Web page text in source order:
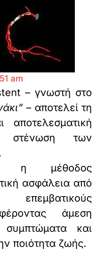
am
– γνωστή στο
– αποτελεί τη
αποτελεσματική
στένωση των
η μέθοδος
ασφάλεια από
άμεση
και
ποιότητα ζωής.